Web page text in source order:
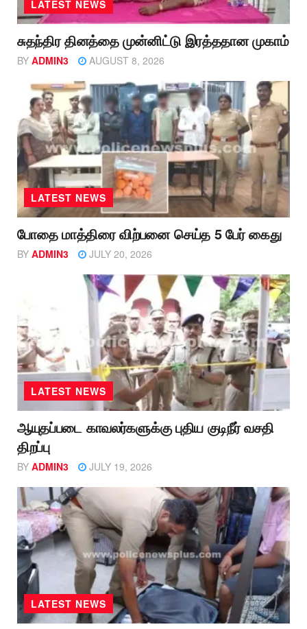
LATEST NEWS
சுதந்திர தினத்தை முன்னிட்டு இரத்ததான முகாம்
BY ADMIN3 AUGUST 8, 2026
LATEST NEWS
போதை மாத்திரை விற்பனை செய்த 5 பேர் கைது
BY ADMIN3 JULY 20, 2026
LATEST NEWS
ஆயுதப்படை காவலர்களுக்கு புதிய குடிநீர் வசதி
திறப்பு
BY ADMIN3 JULY 19, 2026
LATEST NEWS